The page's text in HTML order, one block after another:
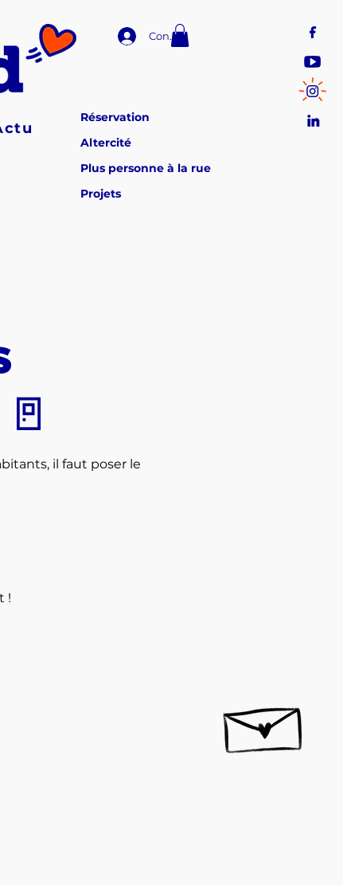
Connexion
Réservation
Altercité
Plus personne à la rue
Projets
il faut poser le
!